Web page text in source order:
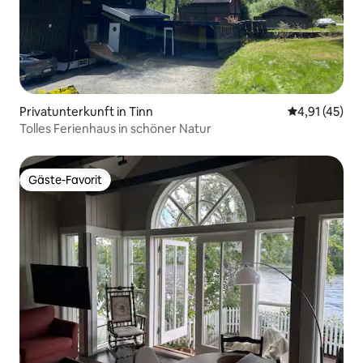
Privatunterkunft in Tinn
4,91 (45)
Tolles Ferienhaus in schöner Natur
Gäste-Favorit
Gäste-Favorit